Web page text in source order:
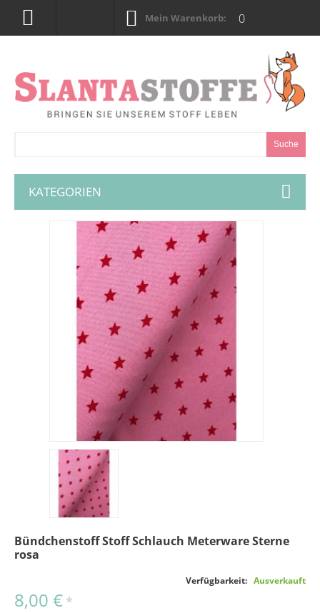
Mein Warenkorb: 0
Suche
KATEGORIEN
Bündchenstoff Stoff Schlauch Meterware Sterne
rosa
Verfügbarkeit: Ausverkauft
8,00 € *